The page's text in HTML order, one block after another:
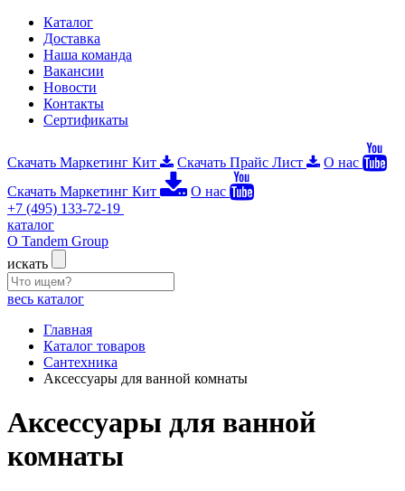
Каталог
Доставка
Наша команда
Вакансии
Новости
Контакты
Сертификаты
Скачать Маркетинг Кит Скачать Прайс Лист
О нас
Скачать Маркетинг Кит
О нас
+7 (495) 133-72-19
каталог
О Tandem Group
искать
весь каталог
Главная
Каталог товаров
Сантехника
Аксессуары для ванной комнаты
Аксессуары для ванной
комнаты